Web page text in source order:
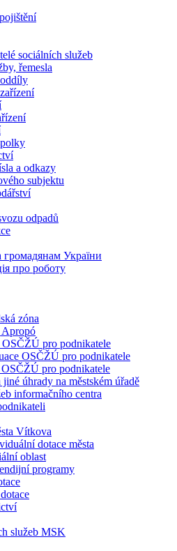
sociálních služeb
řemesla
a odkazy
subjektu
odpadů
України
про роботу
zóna
Apropó
OSČŽÚ pro podnikatele
OSČŽÚ pro podnikatele
pro podnikatele
úhrady na městském úřadě
informačního centra
Vítkova
dotace města
oblast
programy
služeb MSK